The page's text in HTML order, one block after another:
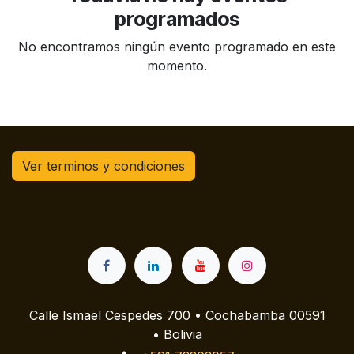
programados
No encontramos ningún evento programado en este
momento.
Ver terminos y condiciones
Calle Ismael Cespedes 700 • Cochabamba 00591
• Bolivia